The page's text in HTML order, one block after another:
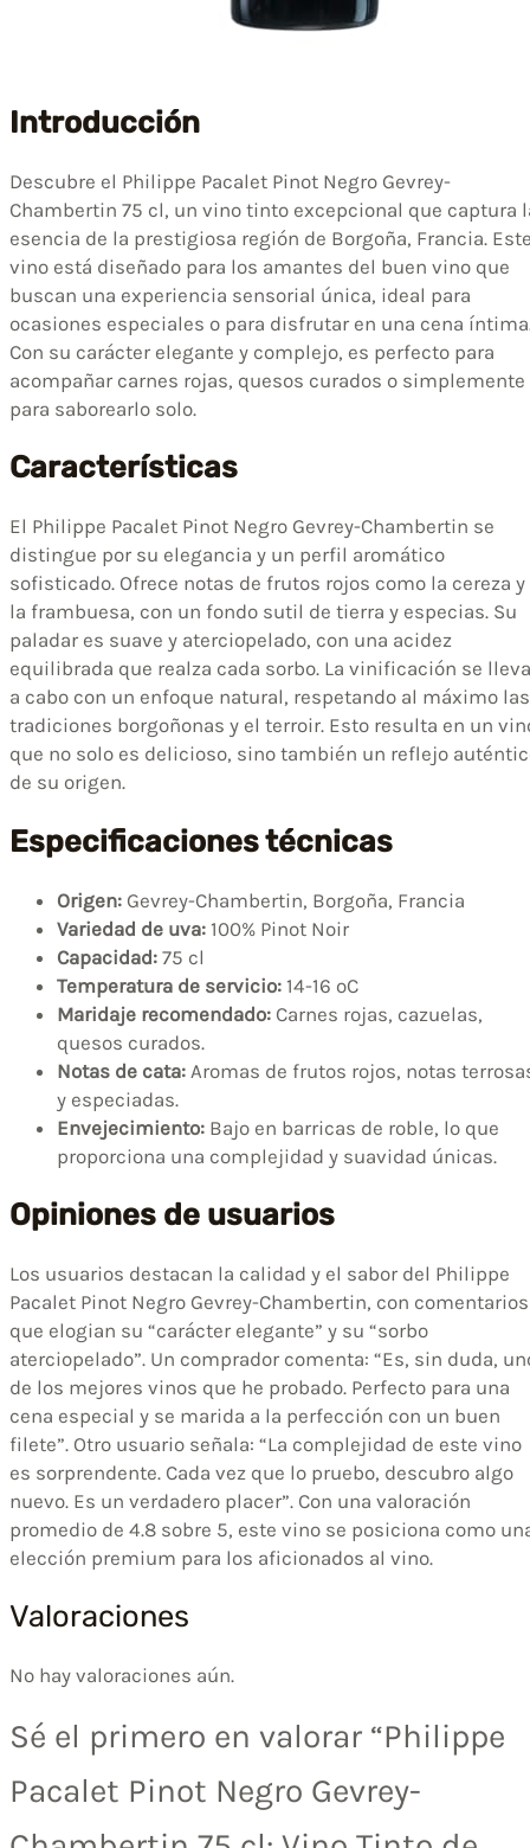
Introducción
Descubre el Philippe Pacalet Pinot Negro Gevrey-
Chambertin 75 cl, un vino tinto excepcional que captura
esencia de la prestigiosa región de Borgoña, Francia.
vino está diseñado para los amantes del buen vino que
buscan una experiencia sensorial única, ideal para
ocasiones especiales o para disfrutar en una cena
Con su carácter elegante y complejo, es perfecto para
acompañar carnes rojas, quesos curados o simplemente
para saborearlo solo.
Características
El Philippe Pacalet Pinot Negro Gevrey-Chambertin se
distingue por su elegancia y un perfil aromático
sofisticado. Ofrece notas de frutos rojos como la cereza y
la frambuesa, con un fondo sutil de tierra y especias. Su
paladar es suave y aterciopelado, con una acidez
equilibrada que realza cada sorbo. La vinificación se lleva
a cabo con un enfoque natural, respetando al máximo las
tradiciones borgoñonas y el terroir. Esto resulta en un
que no solo es delicioso, sino también un reflejo
de su origen.
Especificaciones técnicas
Origen: Gevrey-Chambertin, Borgoña, Francia
Variedad de uva: 100% Pinot Noir
Capacidad: 75 cl
Temperatura de servicio: 14-16 ºC
Maridaje recomendado: Carnes rojas, cazuelas,
quesos curados.
Notas de cata: Aromas de frutos rojos, notas
y especiadas.
Envejecimiento: Bajo en barricas de roble, lo que
proporciona una complejidad y suavidad únicas.
Opiniones de usuarios
Los usuarios destacan la calidad y el sabor del Philippe
Pacalet Pinot Negro Gevrey-Chambertin, con comentarios
que elogian su “carácter elegante” y su “sorbo
aterciopelado”. Un comprador comenta: “Es, sin duda,
de los mejores vinos que he probado. Perfecto para una
cena especial y se marida a la perfección con un buen
filete”. Otro usuario señala: “La complejidad de este vino
es sorprendente. Cada vez que lo pruebo, descubro algo
nuevo. Es un verdadero placer”. Con una valoración
promedio de 4.8 sobre 5, este vino se posiciona como
elección premium para los aficionados al vino.
Valoraciones
No hay valoraciones aún.
Sé el primero en valorar “Philippe
Pacalet Pinot Negro Gevrey-